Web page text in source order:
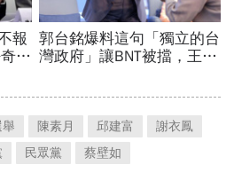
陳素月 邱建富
謝衣鳳
民眾黨
蔡壁如